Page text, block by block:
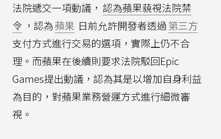
法院遞交一項動議， 認為蘋果藐視法院禁
令 ，認為蘋果 日前允許開發者透過第三方
支付方式進行交易的選項，實際上仍不合
理。而蘋果在後續則要求法院駁回Epic
Games提出動議，認為其是以增加自身利益
為目的，對蘋果業務營運方式進行細微審
視。